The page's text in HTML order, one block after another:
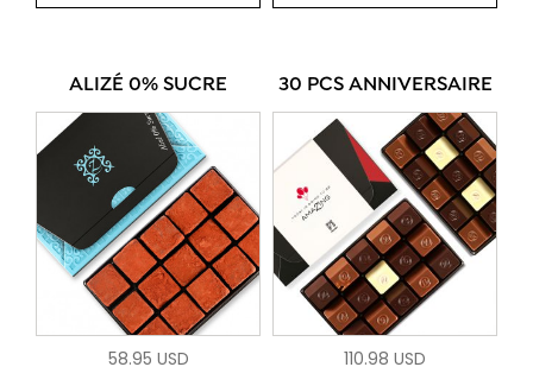
ALIZÉ 0% SUCRE
58.95 USD
30 PCS ANNIVERSAIRE
110.98 USD